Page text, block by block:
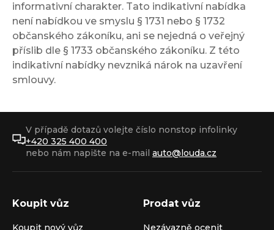
informativní charakter. Tato indikativní nabídka
není nabídkou ve smyslu § 1731 nebo § 1732
občanského zákoníku, ani se nejedná o veřejný
příslib dle § 1733 občanského zákoníku. Z této
indikativní nabídky nevzniká nárok na uzavření
smlouvy.
V případě dotazů volejte číslo nonstop infolinky
+420 325 400 400
nebo nám napište na e-mail auto@louda.cz
Koupit vůz Prodat vůz